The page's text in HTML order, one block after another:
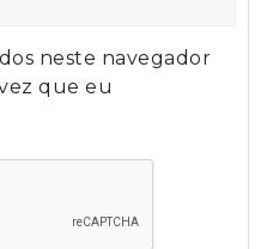
neste navegador
que eu